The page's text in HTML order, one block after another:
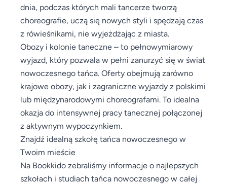
dnia, podczas których mali tancerze tworzą
choreografie, uczą się nowych styli i spędzają czas
z rówieśnikami, nie wyjeżdżając z miasta.
Obozy i kolonie taneczne – to pełnowymiarowy
wyjazd, który pozwala w pełni zanurzyć się w świat
nowoczesnego tańca. Oferty obejmują zarówno
krajowe obozy, jak i zagraniczne wyjazdy z polskimi
lub międzynarodowymi choreografami. To idealna
okazja do intensywnej pracy tanecznej połączonej
z aktywnym wypoczynkiem.
Znajdź idealną szkołę tańca nowoczesnego w
Twoim mieście
Na Bookkido zebraliśmy informacje o najlepszych
szkołach i studiach tańca nowoczesnego w całej